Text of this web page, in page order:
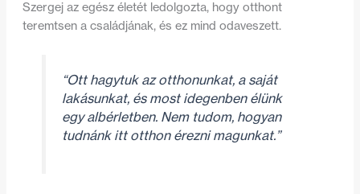
Szergej az egész életét ledolgozta, hogy otthont
teremtsen a családjának, és ez mind odaveszett.
“Ott hagytuk az otthonunkat, a saját
lakásunkat, és most idegenben élünk
egy albérletben. Nem tudom, hogyan
tudnánk itt otthon érezni magunkat.”